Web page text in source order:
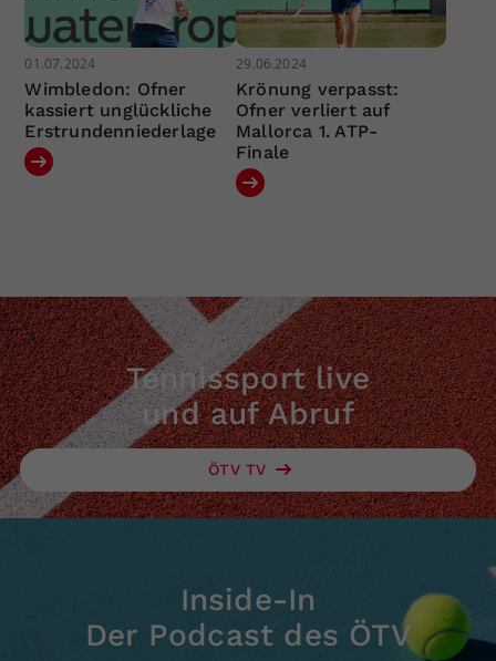
01.07.2024
Wimbledon: Ofner
kassiert unglückliche
Erstrundenniederlage
29.06.2024
Krönung verpasst:
Ofner verliert auf
Mallorca 1. ATP-
Finale
Tennissport live
und auf Abruf
ÖTV TV
Inside-In
Der Podcast des ÖTV